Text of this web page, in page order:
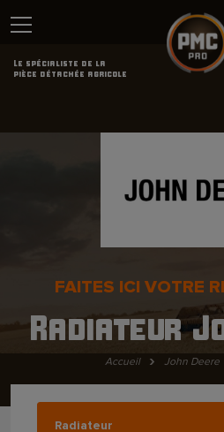
Le spécialiste de la
pièce détachée agricole
FAITES ICI VOTRE
Radiateur
Accueil › John Deere